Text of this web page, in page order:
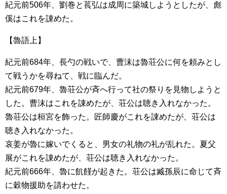
紀元前506年、劉巻と萇弘は成周に築城しようとしたが、彪
傒はこれを諌めた。
【魯語上】
紀元前684年、長勺の戦いで、曹沫は魯荘公に何を頼みとし
て戦うかを尋ねて、戦に臨んだ。
紀元前679年、魯荘公が斉へ行って社の祭りを見物しようと
した。曹沫はこれを諌めたが、荘公は聴き入れなかった。
魯荘公は桓宮を飾った。匠師慶がこれを諌めたが、荘公は
聴き入れなかった。
哀姜が魯に嫁いでくると、男女の礼物の礼が乱れた。夏父
展がこれを諌めたが、荘公は聴き入れなかった。
紀元前666年、魯に飢饉が起きた。荘公は臧孫辰に命じて斉
に穀物援助を請わせた。